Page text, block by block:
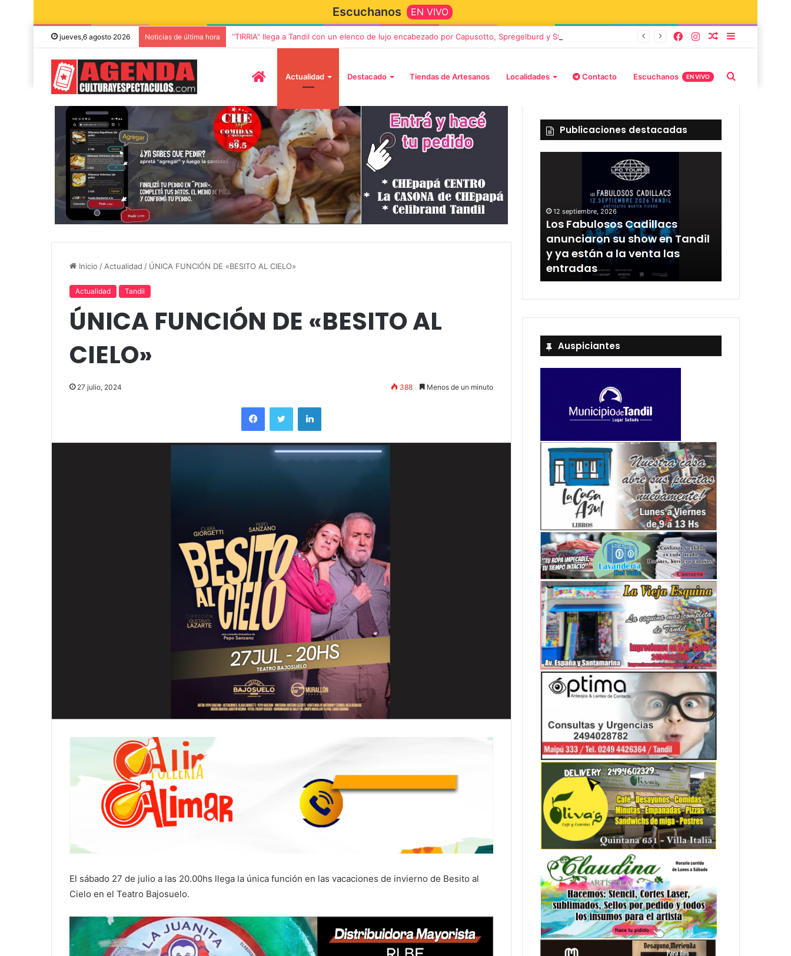
Escuchanos EN VIVO
jueves,6 agosto 2026 Noticias de última hora “TIRRIA” llega a Tandil con un elenco de lujo encabezado por Capusotto, Spregelburd y Stefani
Actualidad Destacado Tiendas de Artesanos Localidades Contacto Escuchanos EN VIVO
Inicio / Actualidad / ÚNICA FUNCIÓN DE «BESITO AL CIELO»
Actualidad Tandil
ÚNICA FUNCIÓN DE «BESITO AL
CIELO»
27 julio, 2024 388 Menos de un minuto
El sábado 27 de julio a las 20.00hs llega la única función en las vacaciones de invierno de Besito al
Cielo en el Teatro Bajosuelo.
Publicaciones destacadas
8 agosto, 2026
Julián Bellese llega a Tandil
5 octubre, 2026
Die Toten Hosen llega a Tandil
en su gira de despedida
Amigos»
2 octubre, 2026
“TIRRIA” llega a Tandil con un
elenco de lujo encabezado por
12 septiembre, 2026
Los Fabulosos Cadillacs
anunciaron su show en Tandil
y ya están a la venta las
entradas
Auspiciantes